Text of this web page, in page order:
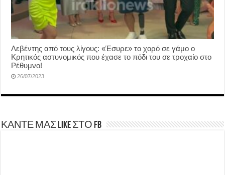
Λεβέντης από τους λίγους: «Έσυρε» το χορό σε γάμο ο
Κρητικός αστυνομικός που έχασε το πόδι του σε τροχαίο στο
Ρέθυμνο!
26/07/2023
ΚΑΝΤΕ ΜΑΣ LIKE ΣΤΟ FB